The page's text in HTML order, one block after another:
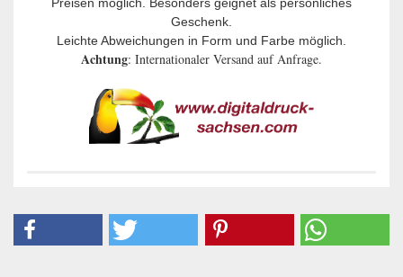
Preisen möglich. Besonders geignet als persönliches
Geschenk.
Leichte Abweichungen in Form und Farbe möglich.
Achtung: Internationaler Versand auf Anfrage.